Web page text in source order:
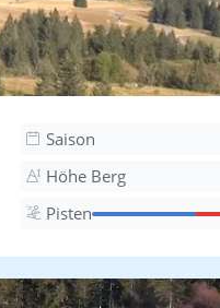
Saison
Höhe Berg
Pisten